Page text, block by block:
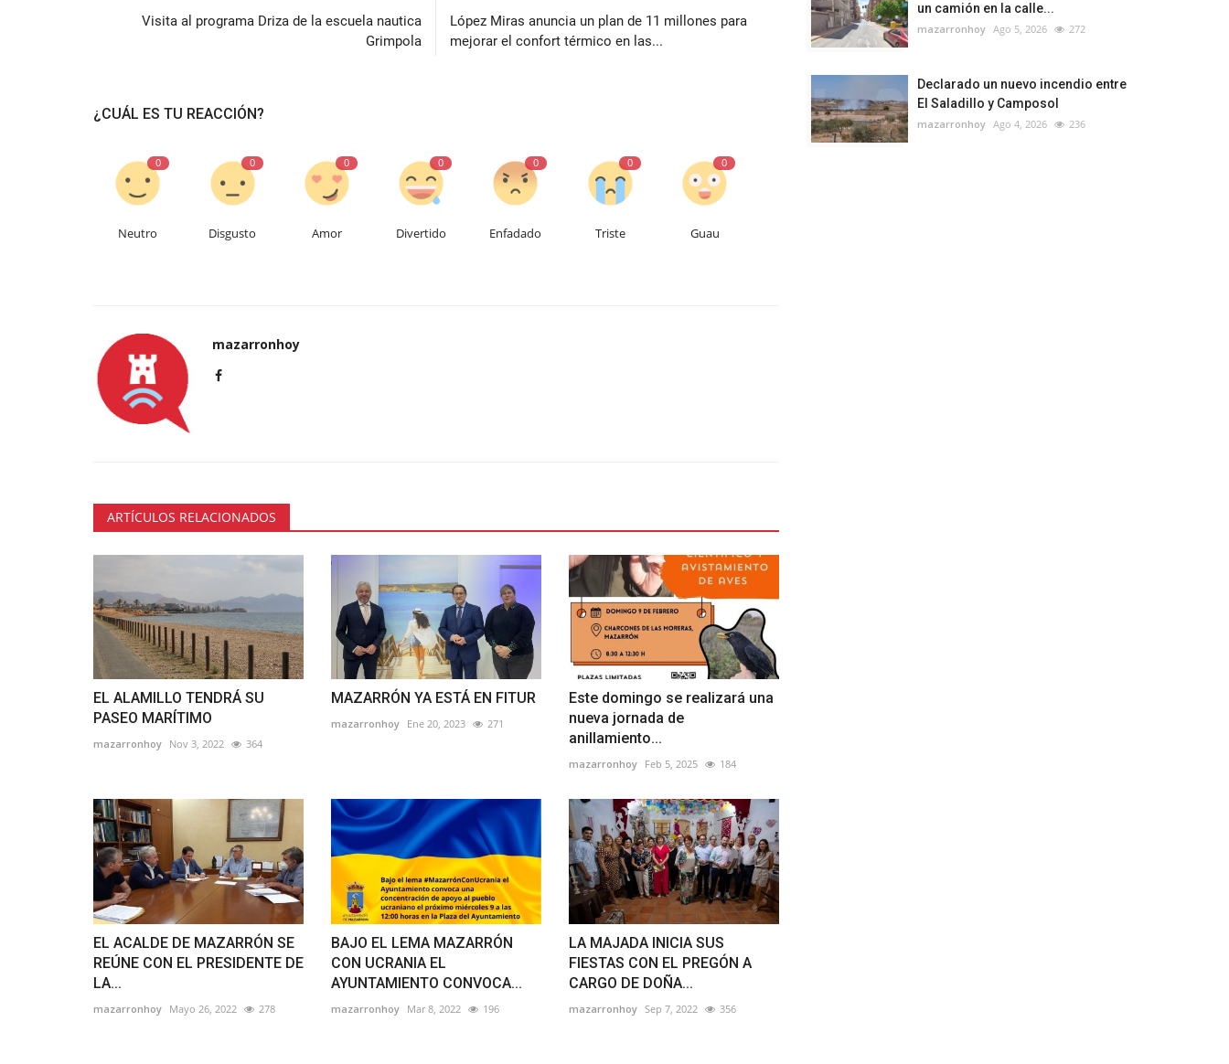
Visita al programa Driza de la escuela nautica
Grimpola
López Miras anuncia un plan de 11 millones para
mejorar el confort térmico en las...
¿CUÁL ES TU REACCIÓN?
0
Neutro
0
Disgusto
0
Amor
0
Divertido
0
Enfadado
0
Triste
0
Guau
mazarronhoy
ARTÍCULOS RELACIONADOS
EL ALAMILLO TENDRÁ SU
PASEO MARÍTIMO
mazarronhoy Nov 3, 2022 364
MAZARRÓN YA ESTÁ EN FITUR
mazarronhoy Ene 20, 2023 271
Este domingo se realizará una
nueva jornada de
anillamiento...
mazarronhoy Feb 5, 2025 184
EL ACALDE DE MAZARRÓN SE
REÚNE CON EL PRESIDENTE DE
LA...
mazarronhoy Mayo 26, 2022 278
BAJO EL LEMA MAZARRÓN
CON UCRANIA EL
AYUNTAMIENTO CONVOCA...
mazarronhoy Mar 8, 2022 196
LA MAJADA INICIA SUS
FIESTAS CON EL PREGÓN A
CARGO DE DOÑA...
mazarronhoy Sep 7, 2022 356
un camión en la calle...
mazarronhoy Ago 5, 2026 272
Declarado un nuevo incendio entre
El Saladillo y Camposol
mazarronhoy Ago 4, 2026 236